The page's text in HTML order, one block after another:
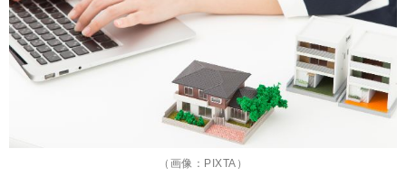
（画像：PIXTA）